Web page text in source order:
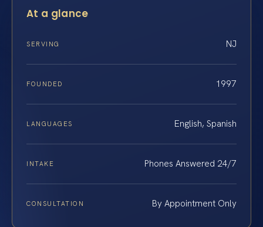
At a glance
SERVING NJ
FOUNDED 1997
LANGUAGES English, Spanish
INTAKE Phones Answered 24/7
CONSULTATION By Appointment Only